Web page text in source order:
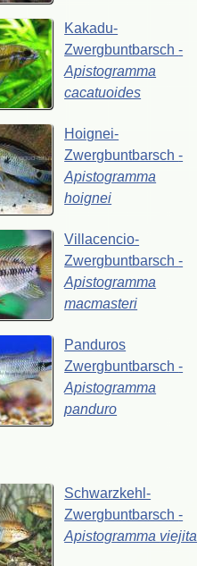
Kakadu-
Zwergbuntbarsch-
Apistogramma
cacatuoides
Hoignei-
Zwergbuntbarsch-
Apistogramma
hoignei
Villacencio-
Zwergbuntbarsch-
Apistogramma
macmasteri
Panduros
Zwergbuntbarsch-
Apistogramma
panduro
Schwarzkehl-
Zwergbuntbarsch-
Apistogramma viejita